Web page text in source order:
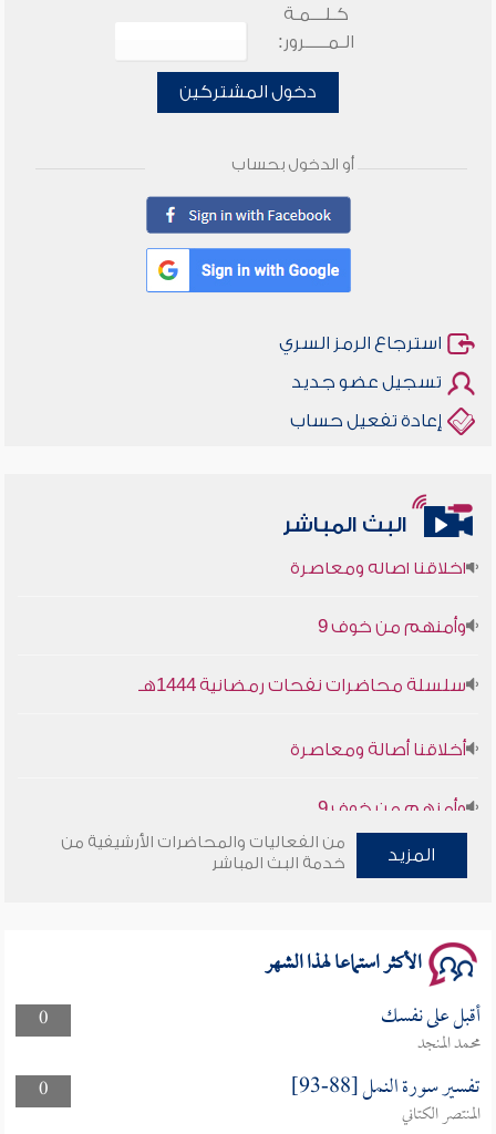
كـلـــمـة
الـمـــــرور:
دخول المشتركين
أو الدخول بحساب
استرجاع الرمز السري
تسجيل عضو جديد
إعادة تفعيل حساب
البث المباشر
أخلاقنا أصالة ومعاصرة
سلسلة محاضرات نفحات رمضانية 1444هـ
المزيد
من الفعاليات والمحاضرات الأرشيفية من
خدمة البث المباشر
الأكثر استماعا لهذا الشهر
0 أقبل على نفسك
محمد المنجد
0
تفسير سورة النمل [88-93]
المنتصر الكتاني